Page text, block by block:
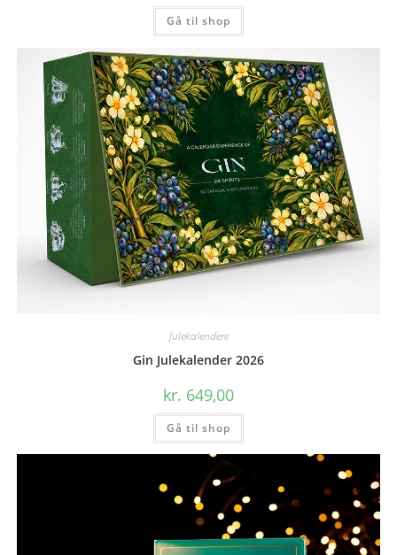
Gå til shop
Julekalendere
Gin Julekalender 2026
kr. 649,00
Gå til shop